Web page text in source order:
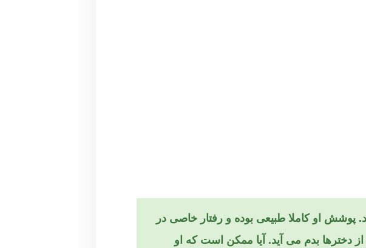
هم نمیزند. پوشش او کاملا طبیعی بوده و رفتار خاصی در
دخترها بدم می آید. آیا ممکن است که او